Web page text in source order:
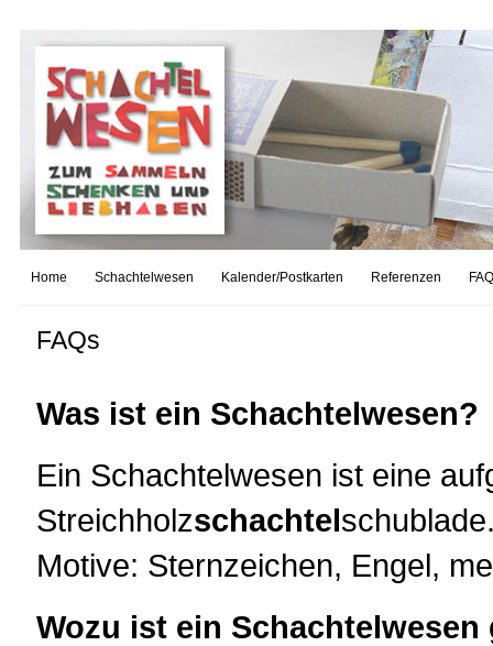
Home Schachtelwesen Kalender/Postkarten Referenzen
FAQs
Was ist ein Schachtelwesen?
Ein Schachtelwesen ist eine
Streichholzschachtel
Motive: Sternzeichen, Engel,
Wozu ist ein Schachtelwesen